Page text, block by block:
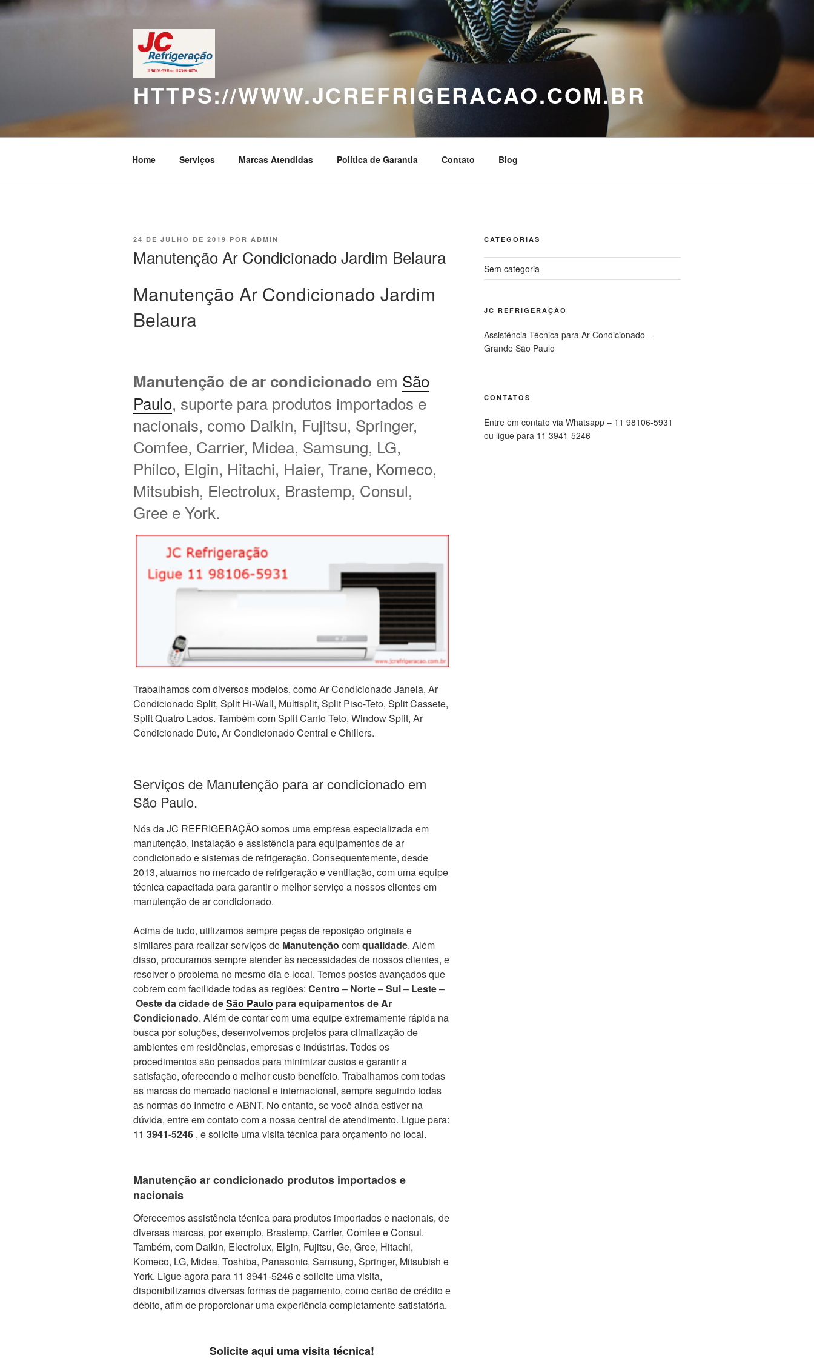
Pular
para
HTTPS://WWW.JCREFRIGERACAO.COM.BR
Home Serviços Marcas Atendidas Política de Garantia Contato Blog
PUBLICADO
24 DE JULHO DE 2019 POR ADMIN
Manutenção Ar Condicionado Jardim Belaura
Manutenção Ar Condicionado Jardim
Belaura
Manutenção de ar condicionado em São
Paulo, suporte para produtos importados e
nacionais, como Daikin, Fujitsu, Springer,
Comfee, Carrier, Midea, Samsung, LG,
Philco, Elgin, Hitachi, Haier, Trane, Komeco,
Mitsubish, Electrolux, Brastemp, Consul,
Gree e York.
Trabalhamos com diversos modelos, como Ar Condicionado Janela, Ar
Condicionado Split, Split Hi-Wall, Multisplit, Split Piso-Teto, Split Cassete,
Split Quatro Lados. Também com Split Canto Teto, Window Split, Ar
Condicionado Duto, Ar Condicionado Central e Chillers.
Serviços de Manutenção para ar condicionado em
São Paulo.
Nós daJC REFRIGERAÇÃOsomos uma empresa especializada em
manutenção, instalação e assistência para equipamentos de ar
condicionado e sistemas de refrigeração. Consequentemente, desde
2013, atuamos no mercado de refrigeração e ventilação, com uma equipe
técnica capacitada para garantir o melhor serviço a nossos clientes em
manutenção de ar condicionado.
Acima de tudo, utilizamos sempre peças de reposição originais e
similares para realizar serviços de Manutenção comqualidade. Além
disso, procuramos sempre atender às necessidades de nossos clientes, e
resolver o problema no mesmo dia e local. Temos postos avançados que
cobrem com facilidade todas as regiões: Centro – Norte–Sul– Leste–
Oeste da cidade deSão Paulo para equipamentos de Ar
Condicionado. Além de contar com uma equipe extremamente rápida na
busca por soluções, desenvolvemos projetos para climatização de
ambientes em residências, empresas e indústrias. Todos os
procedimentos são pensados para minimizar custos e garantir a
satisfação, oferecendo o melhor custo benefício. Trabalhamos com todas
as marcas do mercado nacional e internacional, sempre seguindo todas
as normas do Inmetro e ABNT. No entanto, se você ainda estiver na
dúvida, entre em contato com a nossa central de atendimento. Ligue para:
11 3941-5246 , e solicite uma visita técnica para orçamento no local.
Manutenção ar condicionado produtos importados e
nacionais
Oferecemos assistência técnica para produtos importados e nacionais, de
diversas marcas, por exemplo, Brastemp, Carrier, Comfee e Consul.
Também, com Daikin, Electrolux, Elgin, Fujitsu, Ge, Gree, Hitachi,
Komeco, LG, Midea, Toshiba, Panasonic, Samsung, Springer, Mitsubish e
York. Ligue agora para 11 3941-5246 e solicite uma visita,
disponibilizamos diversas formas de pagamento, como cartão de crédito e
débito, afim de proporcionar uma experiência completamente satisfatória.
Solicite aqui uma visita técnica!
CATEGORIAS
Sem categoria
JC REFRIGERAÇÃO
Assistência Técnica para Ar Condicionado –
Grande São Paulo
CONTATOS
Entre em contato via Whatsapp – 11 98106-5931
ou ligue para 11 3941-5246